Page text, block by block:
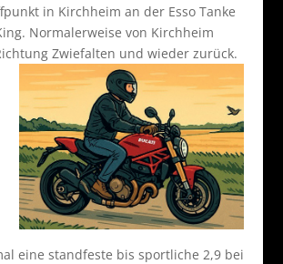
in Kirchheim an der Esso Tanke
Normalerweise von Kirchheim
Zwiefalten und wieder zurück.
eine standfeste bis sportliche 2,9 bei